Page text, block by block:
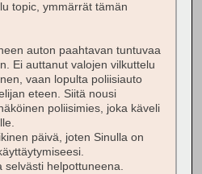
topic, ymmärrät tämän
auton paahtavan tuntuvaa
Ei auttanut valojen vilkuttelu
vaan lopulta poliisiauto
eteen. Siitä nousi
poliisimies, joka käveli
päivä, joten Sinulla on
selvästi helpottuneena.